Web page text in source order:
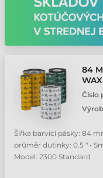
84
Číslo
Šířka barvicí pásky: 84
průměr dutinky: 0.5 " •
Model: 2300 Standard